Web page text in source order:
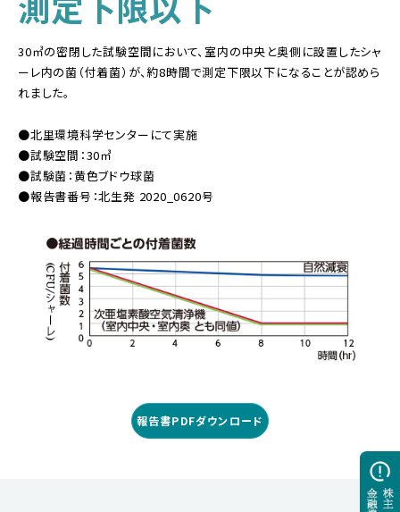
30㎥の密閉した試験空間において、室内の中央と奥側に設置したシャ
ーレ内の菌（付着菌）が、約8時間で測定下限以下になることが認めら
れました。
●北里環境科学センターにて実施
●試験空間：30㎥
●試験菌：黄色ブドウ球菌
●報告書番号：北生発 2020_0620号
報告書PDFダウンロード